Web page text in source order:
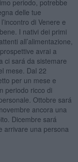
periodo, potrebbe
delle tue
di Venere e
I nativi dei primi
all’alimentazione,
avrai a
ci sará da sistemare
mese. Dal 22
per un mese e
periodo ricco di
Ottobre sará
ancora una
Dicembre sará
arrivare una persona